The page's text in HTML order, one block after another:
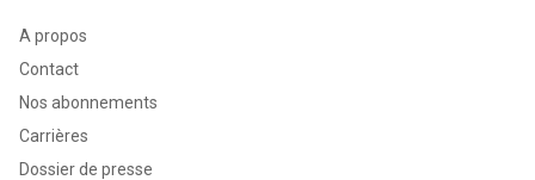
A propos
Contact
Nos abonnements
Carrières
Dossier de presse